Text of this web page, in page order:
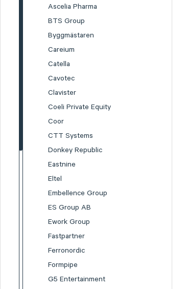
Ascelia Pharma
BTS Group
Byggmästaren
Careium
Catella
Cavotec
Clavister
Coeli Private Equity
Coor
CTT Systems
Donkey Republic
Eastnine
Eltel
Embellence Group
ES Group AB
Ework Group
Fastpartner
Ferronordic
Formpipe
G5 Entertainment